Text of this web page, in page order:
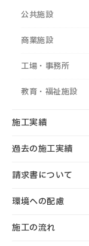
公共施設
商業施設
工場・事務所
教育・福祉施設
施工実績
過去の施工実績
請求書について
環境への配慮
施工の流れ